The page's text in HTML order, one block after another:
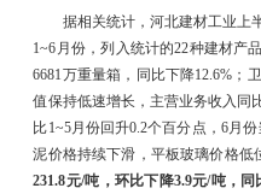
据相关统计，河北建材工业上半
1~6月份，列入统计的22种建材产
6681万重量箱，同比下降12.6%；
值保持低速增长，主营业务收入同
比1~5月份回升0.2个百分点，6月
泥价格持续下滑，平板玻璃价格低
231.8元/吨，环比下降3.9元/吨，同